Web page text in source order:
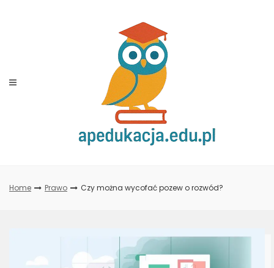
Home Prawo Czy można wycofać pozew o rozwód?